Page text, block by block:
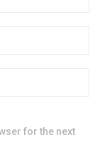
for the next